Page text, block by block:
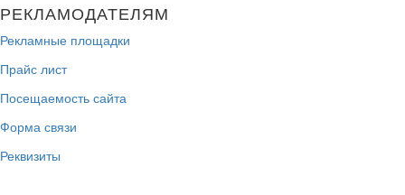
РЕКЛАМОДАТЕЛЯМ
Рекламные площадки
Прайс лист
Посещаемость сайта
Форма связи
Реквизиты